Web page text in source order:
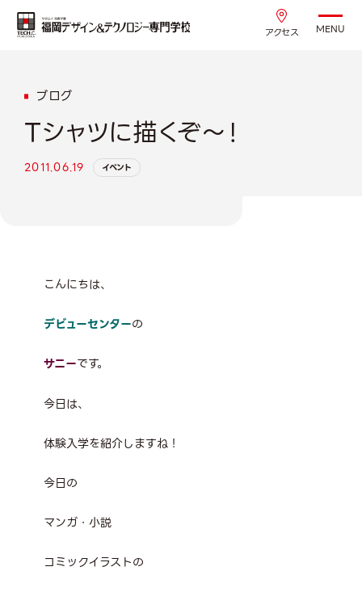
アクセス MENU
ブログ
Tシャツに描くぞ～！
2011.06.19 イベント
こんにちは、
デビューセンターの
サニーです。
今日は、
体験入学を紹介しますね！
今日の
マンガ・小説
コミックイラストの